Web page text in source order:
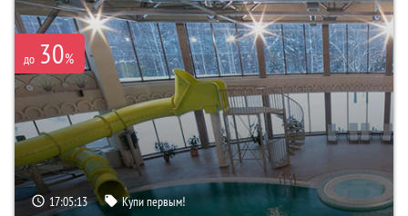
до 30%
17:05:11 Купи первым!